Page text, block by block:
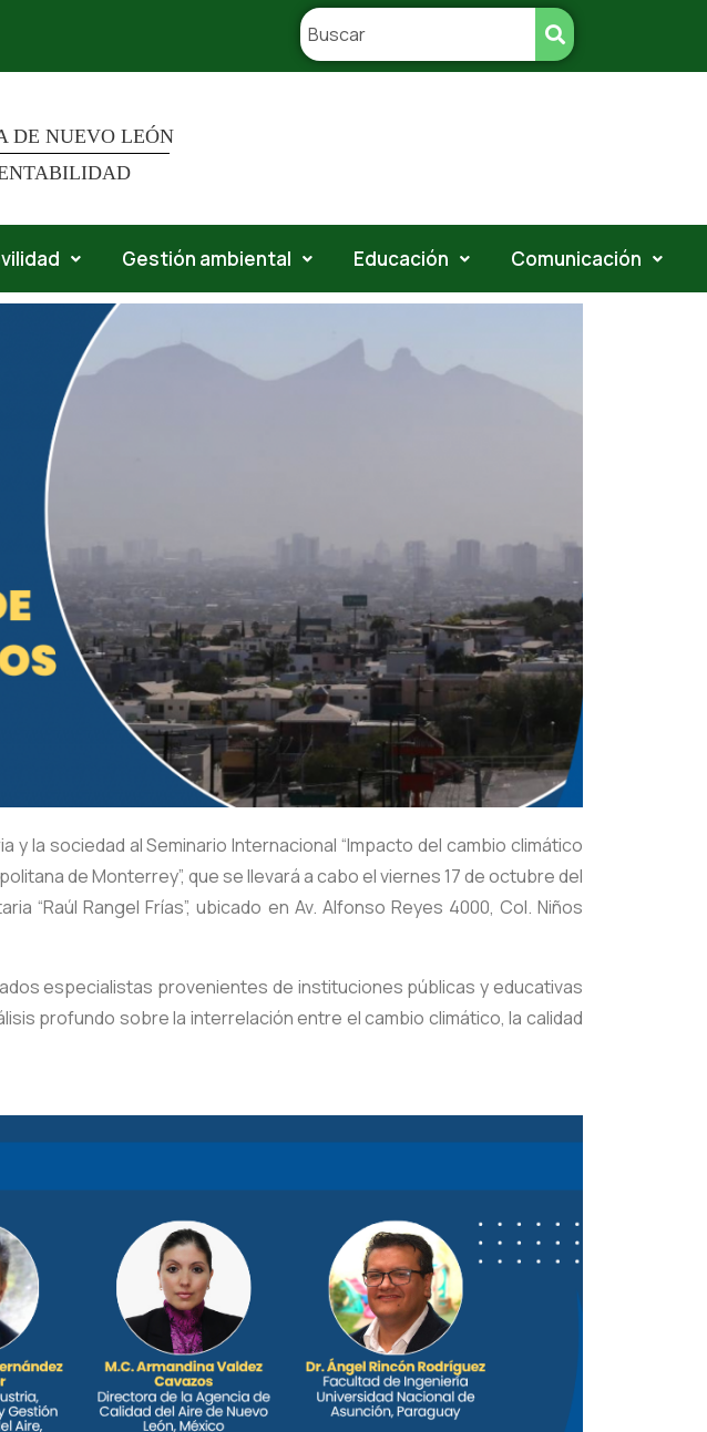
DE NUEVO LEÓN
Gestión ambiental Educación Comunicación
y la sociedad al Seminario Internacional “Impacto del cambio climático
de Monterrey”, que se llevará a cabo el viernes 17 de octubre del
“Raúl Rangel Frías”, ubicado en Av. Alfonso Reyes 4000, Col. Niños
especialistas provenientes de instituciones públicas y educativas
profundo sobre la interrelación entre el cambio climático, la calidad